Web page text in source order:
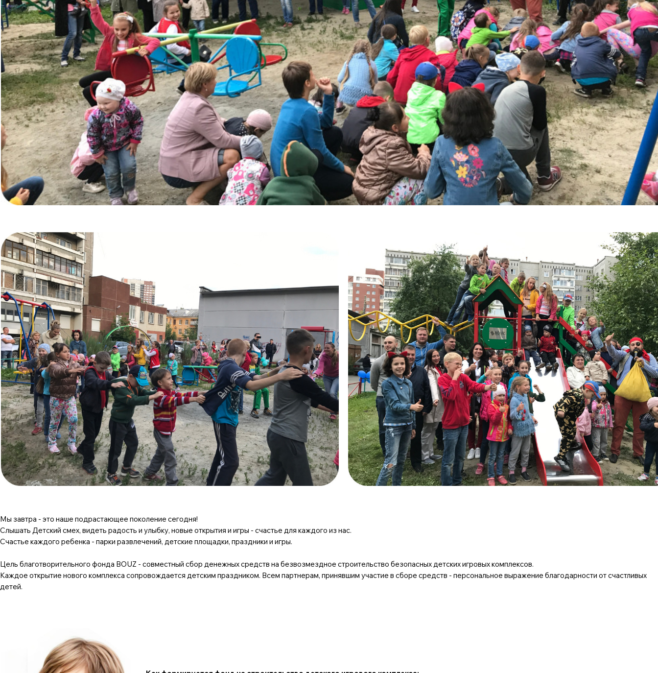
Мы завтра - это наше подрастающее поколение сегодня!
Слышать Детский смех, видеть радость и улыбку, новые открытия и игры - счастье для каждого из нас.
Счастье каждого ребенка - парки развлечений, детские площадки, праздники и игры.
Цель благотворительного фонда BOUZ - совместный сбор денежных средств на безвозмездное строительство безопасных детских игровых комплексов.
Каждое открытие нового комплекса сопровождается детским праздником. Всем партнерам, принявшим участие в сборе средств - персональное выражение благодарности от счастливых
детей.